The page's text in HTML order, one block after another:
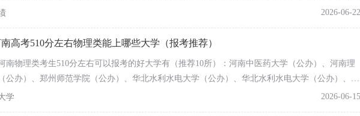
查询（如下图）
考成绩。
2026-06-22
南高考510分左右物理类能上哪些大学（报考推荐）
南物理类考生510分左右可以报考的好大学有（推荐10所）：河南中医药大学（公办）、河南理
公办）、郑州师范学院（公办）、华北水利水电大学（公办）、华北水利水电大学（公办）、烟
公办）、沈阳医学院（公办）、黑龙江中医药大学（公办）、内蒙古财经大学（公办）、天津职
学 2026-06-15